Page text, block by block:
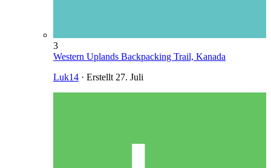
3
Western Uplands Backpacking Trail, Kanada
Luk14 · Erstellt 27. Juli